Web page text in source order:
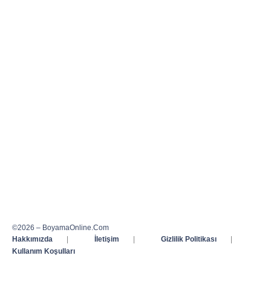
©2026 – BoyamaOnline.Com
Hakkımızda
| İletişim | Gizlilik Politikası
|
Kullanım Koşulları